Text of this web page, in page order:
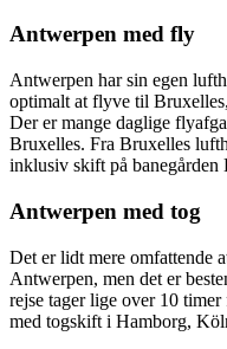
Antwerpen med fly
Antwerpen har sin egen
optimalt at flyve til
Der er mange daglige
Bruxelles. Fra Bruxelles
inklusiv skift på banegården
Antwerpen med tog
Det er lidt mere omfattende
Antwerpen, men det er
rejse tager lige over 10
med togskift i Hamborg,